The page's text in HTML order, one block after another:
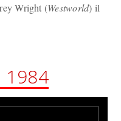
Wright (Westworld) il
1984